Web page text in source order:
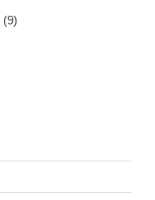
(9)